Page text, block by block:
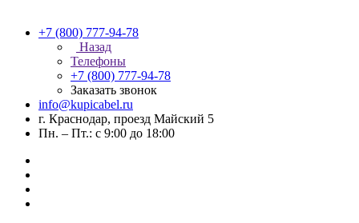
+7 (800) 777-94-78
Назад
Телефоны
+7 (800) 777-94-78
Заказать звонок
info@kupicabel.ru
г. Краснодар, проезд Майский 5
Пн. – Пт.: с 9:00 до 18:00